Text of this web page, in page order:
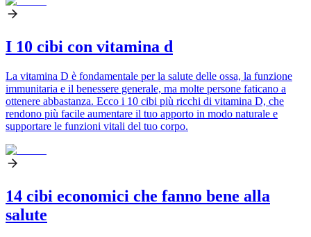
I 10 cibi con vitamina d
La vitamina D è fondamentale per la salute delle ossa, la funzione
immunitaria e il benessere generale, ma molte persone faticano a
ottenere abbastanza. Ecco i 10 cibi più ricchi di vitamina D, che
rendono più facile aumentare il tuo apporto in modo naturale e
supportare le funzioni vitali del tuo corpo.
14 cibi economici che fanno bene alla
salute